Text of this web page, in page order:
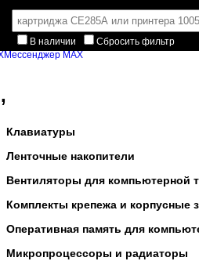
В наличии
Сбросить фильтр
Мессенджер MAX
,
Клавиатуры
Ленточные накопители
Вентиляторы для компьютерной
Комплекты крепежа и корпусные
Оперативная память для
Микропроцессоры и радиаторы